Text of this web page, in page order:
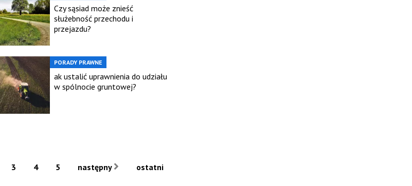
Czy sąsiad może znieść
służebność przechodu i
przejazdu?
PORADY PRAWNE
ak ustalić uprawnienia do udziału
w spólnocie gruntowej?
3 4 5 następny ostatni